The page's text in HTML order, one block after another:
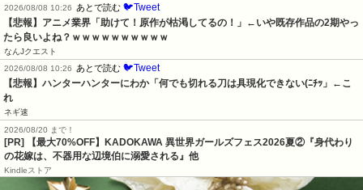
2026/08/08 10:26
あとで読む 🐦Tweet
【悲報】アニメ業界「助けて！原作が枯渇してるの！」←いや既存作品の2期やっ
たら良いよね？ｗｗｗｗｗｗｗｗｗｗ
なんJクエスト
2026/08/08 10:26
あとで読む 🐦Tweet
【悲報】ハンターハンターにわか「何でも切れる刀は具現化できない(ﾆﾁｯ」←こ
れ
ネギ速
2026/08/20 まで！
[PR] 【最大70%OFF】KADOKAWA 異世界ガールズフェス2026夏②『身代わり
の花嫁は、不器用な辺境伯に溺愛される』他
Kindleストア